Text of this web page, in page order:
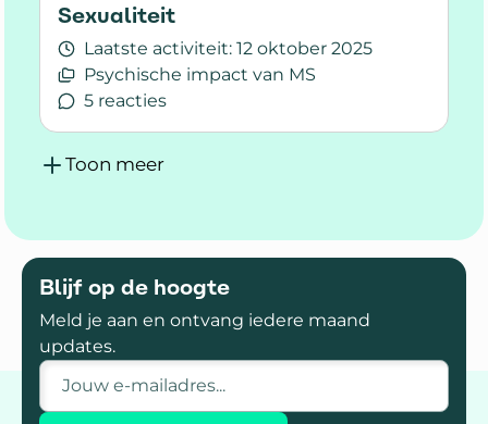
Sexualiteit
Laatste activiteit: 12 oktober 2025
Psychische impact van MS
5 reacties
Lees meer over Sexualiteit
Toon meer
Blijf op de hoogte
Meld je aan en ontvang iedere maand
updates.
E-mailadres